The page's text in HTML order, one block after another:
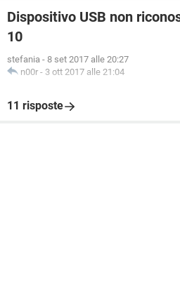
Dispositivo USB non
10
stefania - 8 set 2017 alle 20:27
n00r - 3 ott 2017 alle 21:04
11 risposte